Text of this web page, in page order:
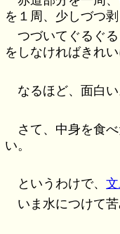
を１周、少しづつ剥
つづいてぐるぐ
をしなければきれ
なるほど、面白い
さて、中身を食
い。
というわけで、
いま水につけて